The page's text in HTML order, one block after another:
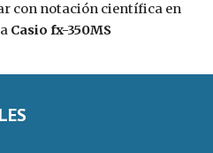
con notación científica en
Casio fx-350MS